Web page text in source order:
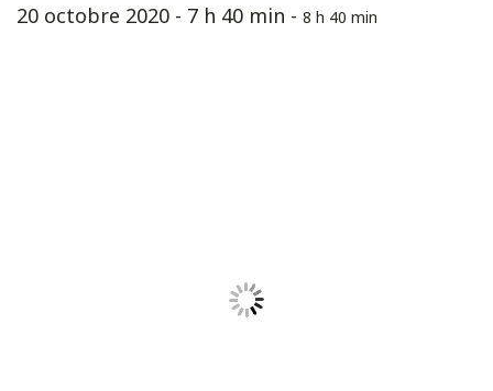
20 octobre 2020 - 7 h 40 min - 8 h 40 min